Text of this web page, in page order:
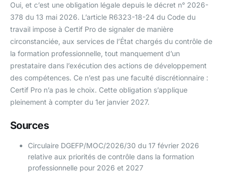
Oui, et c’est une obligation légale depuis le décret n° 2026-
378 du 13 mai 2026. L’article R6323-18-24 du Code du
travail impose à Certif Pro de signaler de manière
circonstanciée, aux services de l’État chargés du contrôle de
la formation professionnelle, tout manquement d’un
prestataire dans l’exécution des actions de développement
des compétences. Ce n’est pas une faculté discrétionnaire :
Certif Pro n’a pas le choix. Cette obligation s’applique
pleinement à compter du 1er janvier 2027.
Sources
Circulaire DGEFP/MOC/2026/30 du 17 février 2026
relative aux priorités de contrôle dans la formation
professionnelle pour 2026 et 2027